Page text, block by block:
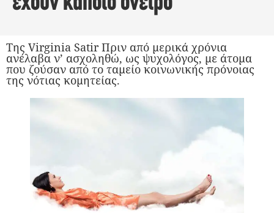
Της Virginia Satir Πριν από μερικά χρόνια
ανέλαβα ν’ ασχοληθώ, ως ψυχολό­γος, με άτομα
που ζούσαν από το ταμείο κοινωνικής πρόνοιας
της νότιας κομητείας.